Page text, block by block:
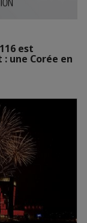
est
une Corée en